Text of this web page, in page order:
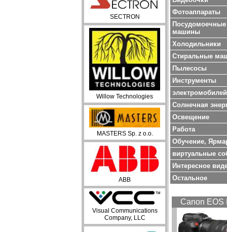
SECTRON
Willow Technologies
MASTERS Sp. z o.o.
ABB
Visual Communications
Company, LLC
Фотоаппараты
Посудомоечные
машины
Холодильники
Стиральные
Пылесосы
Инструменты
электромобилей
Солнечная
Oсвещение
Работа
Обучение,
виртуальные
Интересное
Остальное
Canon EOS